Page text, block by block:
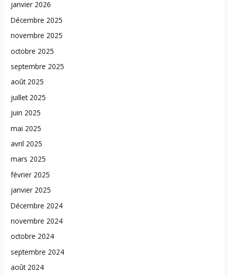
janvier 2026
Décembre 2025
novembre 2025
octobre 2025
septembre 2025
août 2025
juillet 2025
juin 2025
mai 2025
avril 2025
mars 2025
février 2025
janvier 2025
Décembre 2024
novembre 2024
octobre 2024
septembre 2024
août 2024